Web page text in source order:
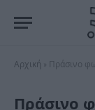
Αρχική Πράσινο
Πράσινο